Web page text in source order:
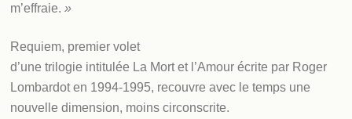
m’effraie. »
Requiem, premier volet
d’une trilogie intitulée La Mort et l’Amour écrite par Roger
Lombardot en 1994-1995, recouvre avec le temps une
nouvelle dimension, moins circonscrite.